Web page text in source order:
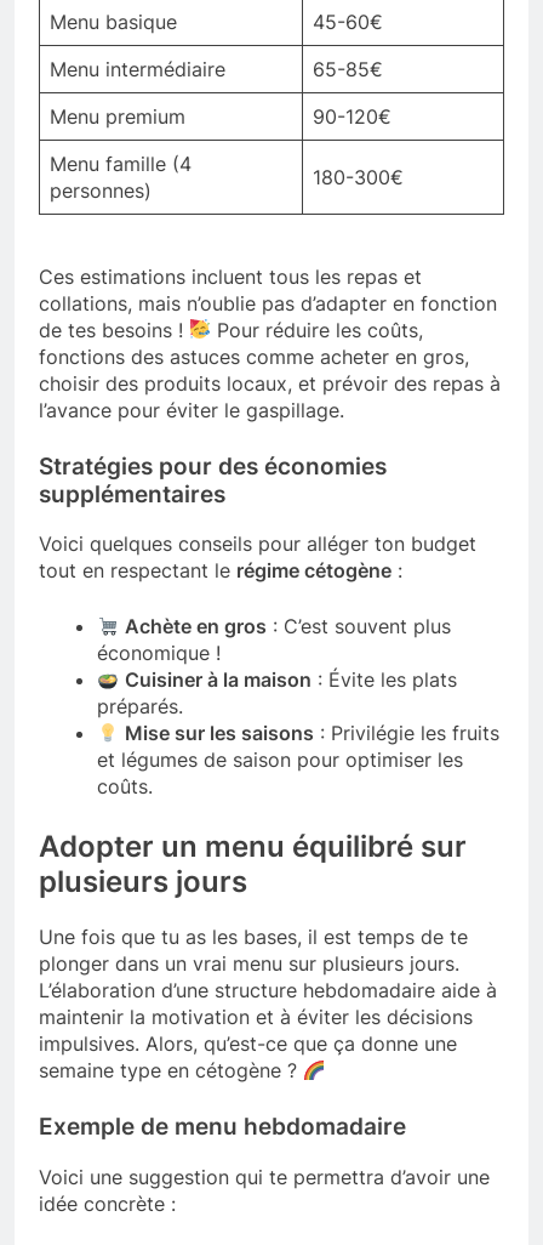
Menu basique
45-60€
Menu intermédiaire
65-85€
Menu premium
90-120€
Menu famille (4
personnes)
180-300€
Ces estimations incluent tous les repas et
collations, mais n’oublie pas d’adapter en fonction
de tes besoins !
Pour réduire les coûts,
fonctions des astuces comme acheter en gros,
choisir des produits locaux, et prévoir des repas à
l’avance pour éviter le gaspillage.
Stratégies pour des économies
supplémentaires
Voici quelques conseils pour alléger ton budget
tout en respectant le régime cétogène :
Achète en gros : C’est souvent plus
économique !
Cuisiner à la maison : Évite les plats
préparés.
Mise sur les saisons : Privilégie les fruits
et légumes de saison pour optimiser les
coûts.
Adopter un menu équilibré sur
plusieurs jours
Une fois que tu as les bases, il est temps de te
plonger dans un vrai menu sur plusieurs jours.
L’élaboration d’une structure hebdomadaire aide à
maintenir la motivation et à éviter les décisions
impulsives. Alors, qu’est-ce que ça donne une
semaine type en cétogène ?
Exemple de menu hebdomadaire
Voici une suggestion qui te permettra d’avoir une
idée concrète :